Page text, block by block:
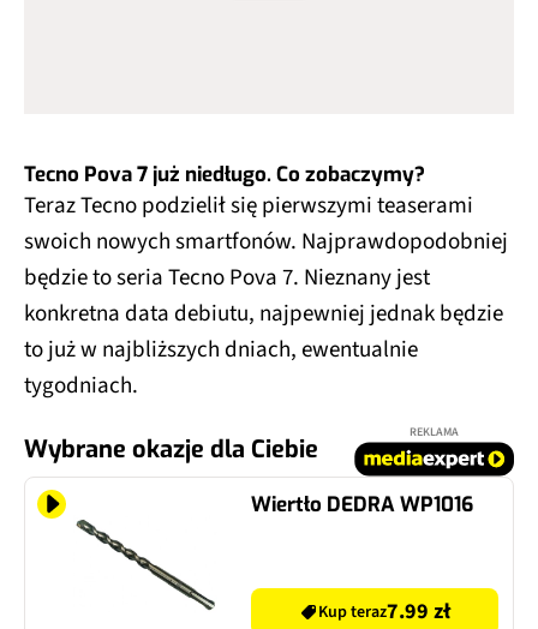
Tecno Pova 7 już niedługo. Co zobaczymy?
Teraz Tecno podzielił się pierwszymi teaserami
swoich nowych smartfonów. Najprawdopodobniej
będzie to seria Tecno Pova 7. Nieznany jest
konkretna data debiutu, najpewniej jednak będzie
to już w najbliższych dniach, ewentualnie
tygodniach.
Wybrane okazje dla Ciebie
REKLAMA
Wiertło DEDRA WP1016
Kup teraz7.99 zł